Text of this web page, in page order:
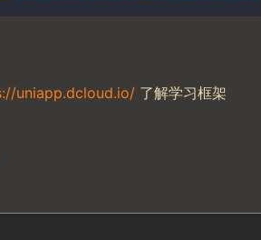
uniapp.dcloud.io/ 了解学习框架